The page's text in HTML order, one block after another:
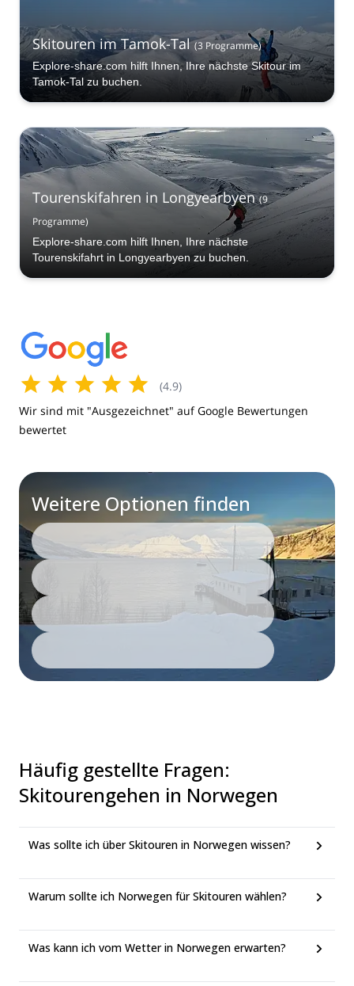
Skitouren im Tamok-Tal (3 Programme)
Explore-share.com hilft Ihnen, Ihre nächste Skitour im
Tamok-Tal zu buchen.
Tourenskifahren in Longyearbyen (9
Programme)
Explore-share.com hilft Ihnen, Ihre nächste
Tourenskifahrt in Longyearbyen zu buchen.
(4.9)
Wir sind mit "Ausgezeichnet" auf Google Bewertungen
bewertet
Weitere Optionen finden
Häufig gestellte Fragen:
Skitourengehen in Norwegen
Was sollte ich über Skitouren in Norwegen wissen?
Warum sollte ich Norwegen für Skitouren wählen?
Was kann ich vom Wetter in Norwegen erwarten?